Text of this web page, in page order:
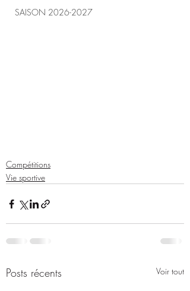
SAISON 2026-2027
Compétitions
Vie sportive
Posts récents Voir tout